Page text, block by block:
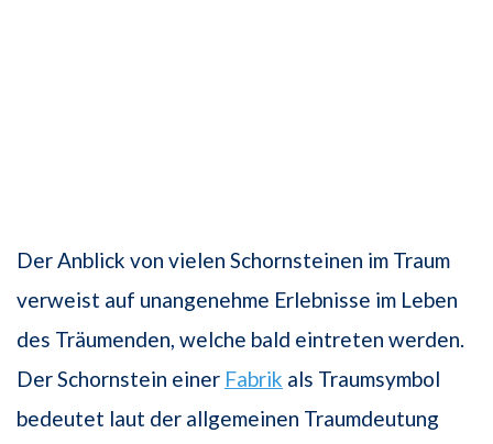
Der Anblick von vielen Schornsteinen im Traum
verweist auf unangenehme Erlebnisse im Leben
des Träumenden, welche bald eintreten werden.
Der Schornstein einer Fabrik als Traumsymbol
bedeutet laut der allgemeinen Traumdeutung